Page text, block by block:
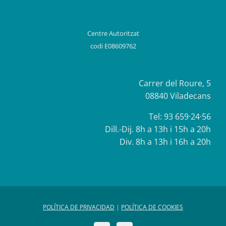
Centre Autoritzat
codi E08609762
Carrer del Roure, 5
08840 Viladecans
Tel: 93 659·24·56
Dill.-Dij. 8h a 13h i 15h a 20h
Div. 8h a 13h i 16h a 20h
POLÍTICA DE PRIVACIDAD | POLÍTICA DE COOKIES